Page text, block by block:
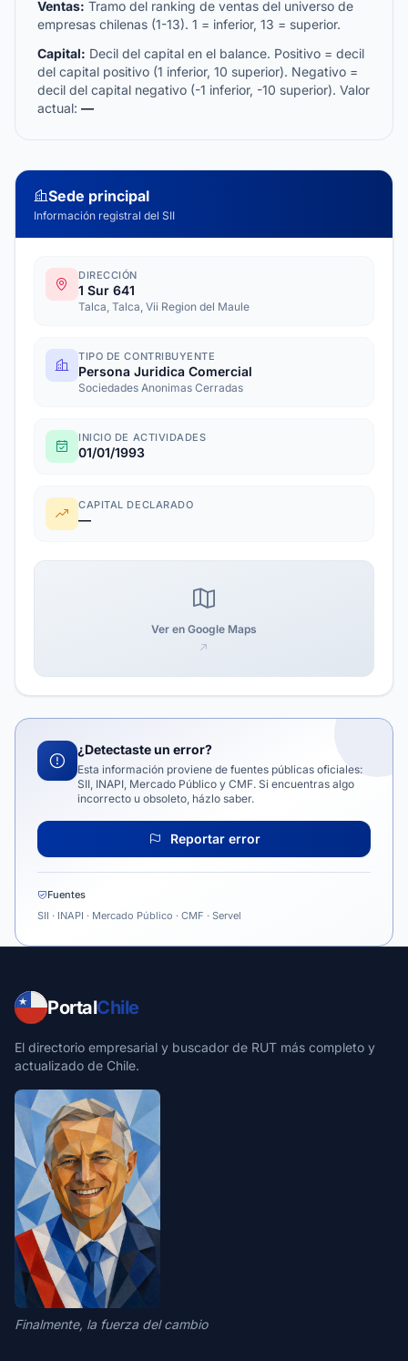
Ventas: Tramo del ranking de ventas del universo de
empresas chilenas (1-13). 1 = inferior, 13 = superior.
Capital: Decil del capital en el balance. Positivo = decil
del capital positivo (1 inferior, 10 superior). Negativo =
decil del capital negativo (-1 inferior, -10 superior). Valor
actual: —
Sede principal
Información registral del SII
DIRECCIÓN
1 Sur 641
Talca, Talca, Vii Region del Maule
TIPO DE CONTRIBUYENTE
Persona Juridica Comercial
Sociedades Anonimas Cerradas
INICIO DE ACTIVIDADES
01/01/1993
CAPITAL DECLARADO
—
Ver en Google Maps
¿Detectaste un error?
Esta información proviene de fuentes públicas oficiales:
SII, INAPI, Mercado Público y CMF. Si encuentras algo
incorrecto u obsoleto, házlo saber.
Reportar error
Fuentes
SII · INAPI · Mercado Público · CMF · Servel
PortalChile
El directorio empresarial y buscador de RUT más completo y
actualizado de Chile.
Finalmente, la fuerza del cambio